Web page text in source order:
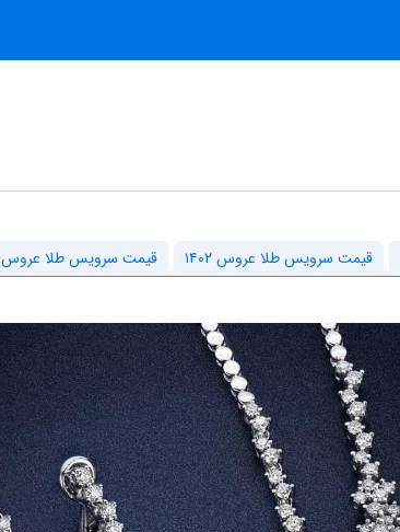
قیمت سرویس طلا عروس ۱۴۰۲ قیمت سرویس طلا عروس ۱۴۰۳